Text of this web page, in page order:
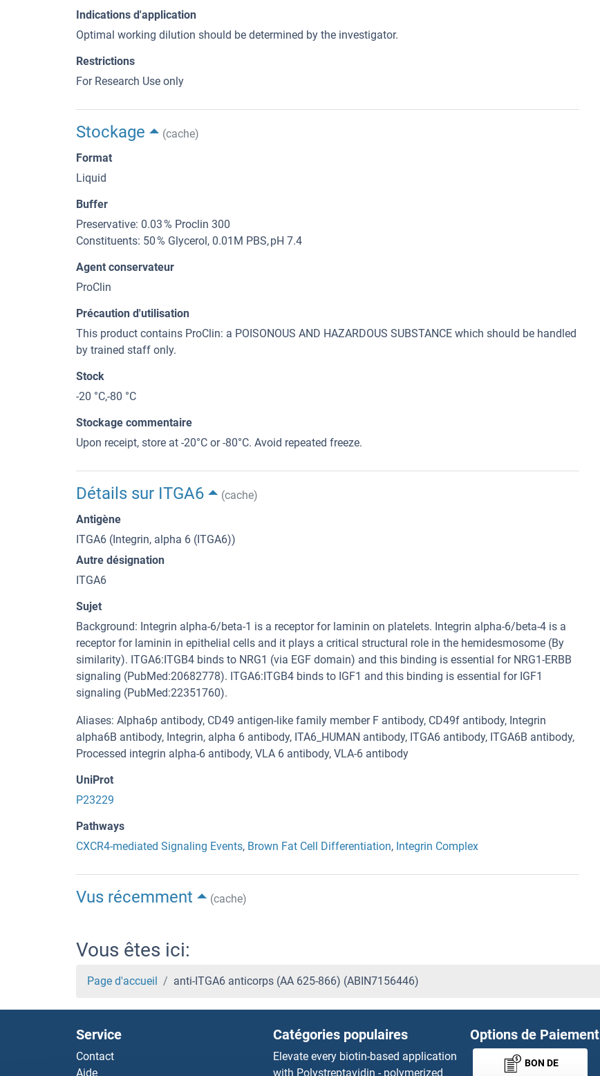
Indications d'application
Optimal working dilution should be determined by the investigator.
Restrictions
For Research Use only
Stockage
(cache)
Format
Liquid
Buffer
Preservative: 0.03 % Proclin 300
Constituents: 50 % Glycerol, 0.01M PBS, pH 7.4
Agent conservateur
ProClin
Précaution d'utilisation
This product contains ProClin: a POISONOUS AND HAZARDOUS SUBSTANCE which should be handled
by trained staff only.
Stock
-20 °C,-80 °C
Stockage commentaire
Upon receipt, store at -20°C or -80°C. Avoid repeated freeze.
Détails sur ITGA6
(cache)
Antigène
ITGA6 (Integrin, alpha 6 (ITGA6))
Autre désignation
ITGA6
Sujet
Background: Integrin alpha-6/beta-1 is a receptor for laminin on platelets. Integrin alpha-6/beta-4 is a
receptor for laminin in epithelial cells and it plays a critical structural role in the hemidesmosome (By
similarity). ITGA6:ITGB4 binds to NRG1 (via EGF domain) and this binding is essential for NRG1-ERBB
signaling (PubMed:20682778). ITGA6:ITGB4 binds to IGF1 and this binding is essential for IGF1
signaling (PubMed:22351760).
Aliases: Alpha6p antibody, CD49 antigen-like family member F antibody, CD49f antibody, Integrin
alpha6B antibody, Integrin, alpha 6 antibody, ITA6_HUMAN antibody, ITGA6 antibody, ITGA6B antibody,
Processed integrin alpha-6 antibody, VLA 6 antibody, VLA-6 antibody
UniProt
P23229
Pathways
CXCR4-mediated Signaling Events, Brown Fat Cell Differentiation, Integrin Complex
Vus récemment (cache)
Vous êtes ici:
Page d'accueil anti-ITGA6 anticorps (AA 625-866) (ABIN7156446)
Service
Contact
Aide
Catégories populaires
Elevate every biotin-based application
with Polystreptavidin - polymerized
Options de Paiement
BON DE